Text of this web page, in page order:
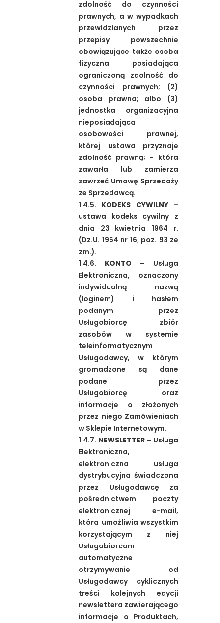
zdolność do czynności
prawnych, a w wypadkach
przewidzianych przez
przepisy powszechnie
obowiązujące także osoba
fizyczna posiadająca
ograniczoną zdolność do
czynności prawnych; (2)
osoba prawna; albo (3)
jednostka organizacyjna
nieposiadająca
osobowości prawnej,
której ustawa przyznaje
zdolność prawną; - która
zawarła lub zamierza
zawrzeć Umowę Sprzedaży
ze Sprzedawcą.
1.4.5. KODEKS CYWILNY–
ustawa kodeks cywilny z
dnia 23 kwietnia 1964 r.
(Dz.U. 1964 nr 16, poz. 93 ze
zm.).
1.4.6. KONTO – Usługa
Elektroniczna, oznaczony
indywidualną nazwą
(loginem) i hasłem
podanym przez
Usługobiorcę zbiór
zasobów w systemie
teleinformatycznym
Usługodawcy, w którym
gromadzone są dane
podane przez
Usługobiorcę oraz
informacje o złożonych
przez niego Zamówieniach
w Sklepie Internetowym.
1.4.7. NEWSLETTER– Usługa
Elektroniczna,
elektroniczna usługa
dystrybucyjna świadczona
przez Usługodawcę za
pośrednictwem poczty
elektronicznej e-mail,
która umożliwia wszystkim
korzystającym z niej
Usługobiorcom
automatyczne
otrzymywanie od
Usługodawcy cyklicznych
treści kolejnych edycji
newslettera zawierającego
informacje o Produktach,